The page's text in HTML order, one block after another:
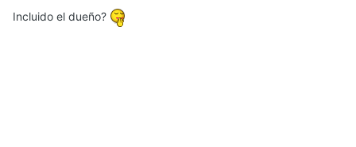
Incluido el dueño?